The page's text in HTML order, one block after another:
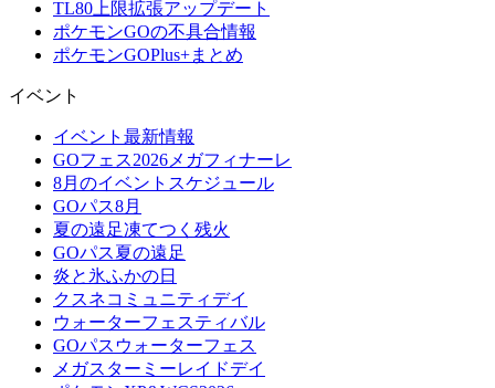
TL80上限拡張アップデート
ポケモンGOの不具合情報
ポケモンGOPlus+まとめ
イベント
イベント最新情報
GOフェス2026メガフィナーレ
8月のイベントスケジュール
GOパス8月
夏の遠足凍てつく残火
GOパス夏の遠足
炎と氷ふかの日
クスネコミュニティデイ
ウォーターフェスティバル
GOパスウォーターフェス
メガスターミーレイドデイ